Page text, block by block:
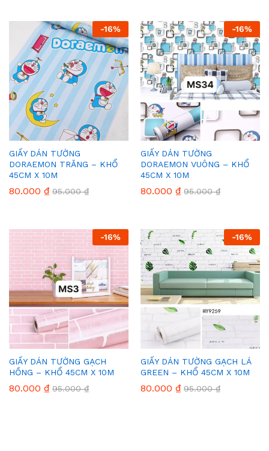
-16%
GIẤY DÁN TƯỜNG
DORAEMON TRĂNG – KHỔ
45CM X 10M
80.000 ₫ 95.000₫
-16%
GIẤY DÁN TƯỜNG
DORAEMON VUÔNG – KHỔ
45CM X 10M
80.000 ₫ 95.000₫
-16%
GIẤY DÁN TƯỜNG GẠCH
HỒNG – KHỔ 45CM X 10M
80.000 ₫ 95.000₫
-16%
GIẤY DÁN TƯỜNG GẠCH LÁ
GREEN – KHỔ 45CM X 10M
80.000 ₫ 95.000₫